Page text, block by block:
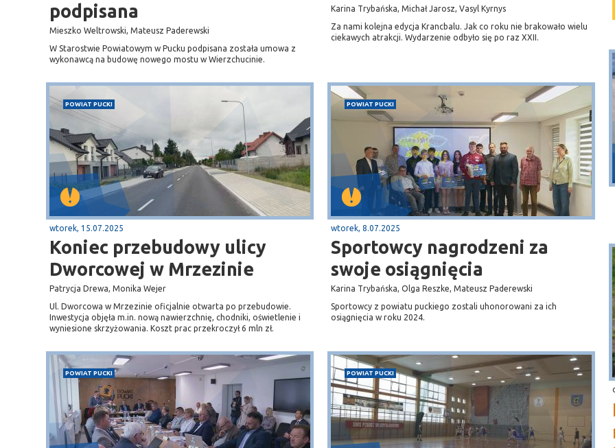
podpisana
Mieszko Weltrowski, Mateusz Paderewski
W Starostwie Powiatowym w Pucku podpisana została umowa z
wykonawcą na budowę nowego mostu w Wierzchucinie.
Karina Trybańska, Michał Jarosz, Vasyl Kyrnys
Za nami kolejna edycja Krancbalu. Jak co roku nie brakowało wielu
ciekawych atrakcji. Wydarzenie odbyło się po raz XXII.
POWIAT PUCKI
wtorek, 15.07.2025
Koniec przebudowy ulicy
Dworcowej w Mrzezinie
Patrycja Drewa, Monika Wejer
Ul. Dworcowa w Mrzezinie oficjalnie otwarta po przebudowie.
Inwestycja objęła m.in. nową nawierzchnię, chodniki, oświetlenie i
wyniesione skrzyżowania. Koszt prac przekroczył 6 mln zł.
POWIAT PUCKI
wtorek, 8.07.2025
Sportowcy nagrodzeni za
swoje osiągnięcia
Karina Trybańska, Olga Reszke, Mateusz Paderewski
Sportowcy z powiatu puckiego zostali uhonorowani za ich
osiągnięcia w roku 2024.
POWIAT PUCKI POWIAT PUCKI
Sopot
plaża
Puck
Przystań, molo